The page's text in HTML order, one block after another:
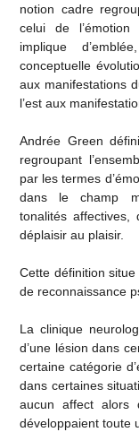
notion cadre
celui de
implique
conceptuelle
aux manifestations
l’est aux
Andrée Green
regroupant
par les termes
dans le champ
tonalités
déplaisir au plaisir.
Cette définition situe
de reconnaissance
La clinique
d’une lésion dans
certaine catégorie
dans certaines
aucun affect alors
développaient toute